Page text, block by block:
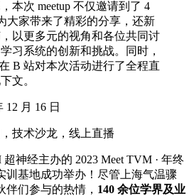
本次 meetup 不仅邀请到了 4
大家带来了精彩的分享，还新
以更多元的视角和各位共同讨
习系统的创新和挑战。同时，
B 站对本次活动进行了全程直
文。
12 月 16 日
技术沙龙，线上直播
神经主办的 2023 Meet TVM · 年终
训基地成功举办！尽管上海气温骤
伴们参与的热情， 140 余位学界及业